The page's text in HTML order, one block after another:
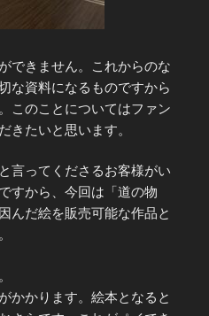
できません。これからのな
な資料になるものですから
このことについてはファン
きたいと思います。
言ってくださるお客様がい
すから、今回は「道の物
んだ絵を販売可能な作品と
かかります。絵本となると